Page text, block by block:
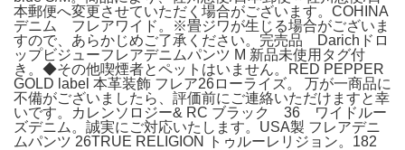
本郵便へ変更させていただく場合がございます。COHINA
デニム フレアワイド。※畳ジワが生じる場合がございま
すので、あらかじめご了承ください。完売品 Darichドロ
ップビジューフレアデニムパンツ M 新品未使用タグ付
き。◆その他喫煙者とペットはいません。RED PEPPER
GOLD label 本革装飾 フレア26ローライズ。 万が一商品に
不備がございましたら、評価前にご連絡いただけますと幸
いです。カレンソロジー& RC ブラック 36 ワイドルー
ズデニム。誠実にご対応いたします。USA製 フレアデニ
ムパンツ 26TRUE RELIGION トゥルーレリジョン。182